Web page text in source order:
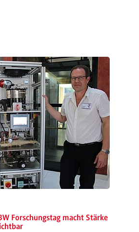
Forschungstag macht Stärke